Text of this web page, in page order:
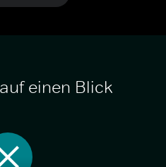
einen Blick